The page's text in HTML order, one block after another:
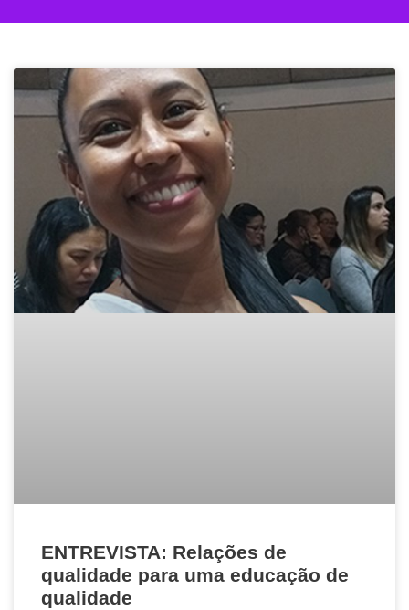
ENTREVISTA: Relações de
qualidade para uma educação de
qualidade